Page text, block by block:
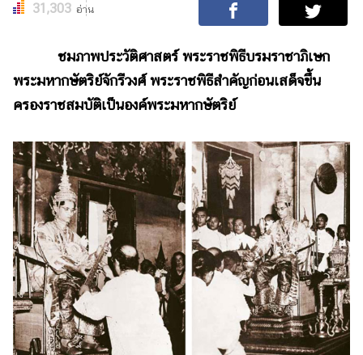
31,303 อ่าน
ชมภาพประวัติศาสตร์ พระราชพิธีบรมราชาภิเษก
พระมหากษัตริย์จักรีวงศ์ พระราชพิธีสำคัญก่อนเสด็จขึ้น
ครองราชสมบัติเป็นองค์พระมหากษัตริย์